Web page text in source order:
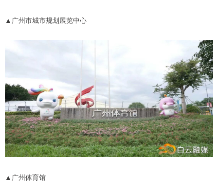
▲广州市城市规划展览中心
▲广州体育馆